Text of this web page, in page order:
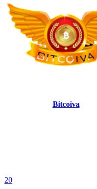
Bitcoiva
20